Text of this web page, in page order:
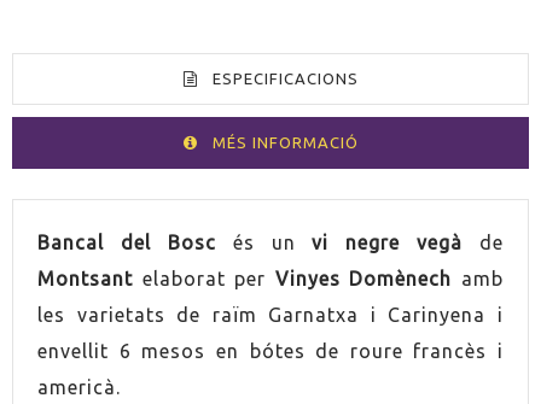
ESPECIFICACIONS
MÉS INFORMACIÓ
VOLUM
PRODUCTE VEGÀ Sí
Bancal del Bosc és unvi negre vegà de
Montsant elaborat per Vinyes Domènech amb
les varietats de raïm Garnatxa i Carinyena i
envellit 6 mesos en bótes de roure francès i
americà.